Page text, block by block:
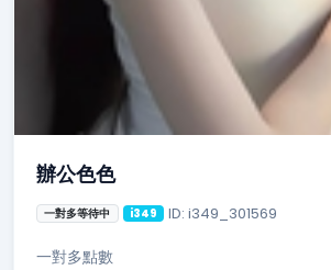
辦公色色
一對多等待中 i349 ID: i349_301569
一對多點數